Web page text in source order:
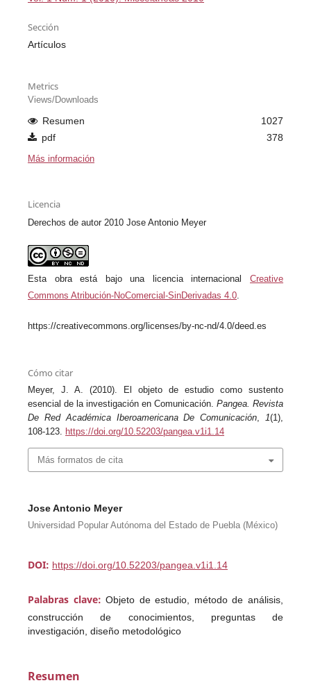
Jose Antonio Meyer
Universidad Popular Autónoma del Estado de Puebla (México)
DOI: https://doi.org/10.52203/pangea.v1i1.14
Palabras clave:Objeto de estudio, método de análisis,
construcción de conocimientos, preguntas de
investigación, diseño metodológico
Resumen
Sección
Artículos
Metrics
Views/Downloads
Resumen
1027
pdf
378
Más información
Licencia
Derechos de autor 2010 Jose Antonio Meyer
Esta obra está bajo una licencia internacionalCreative
Commons Atribución-NoComercial-SinDerivadas 4.0.
https://creativecommons.org/licenses/by-nc-nd/4.0/deed.es
Cómo citar
Meyer, J. A. (2010). El objeto de estudio como sustento
esencial de la investigación en Comunicación.Pangea. Revista
De Red Académica Iberoamericana De Comunicación,1(1),
108-123. https://doi.org/10.52203/pangea.v1i1.14
Más formatos de cita